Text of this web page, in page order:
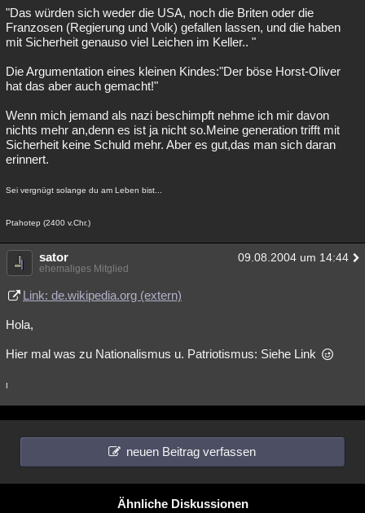
"Das würden sich weder die USA, noch die Briten oder die
Franzosen (Regierung und Volk) gefallen lassen, und die haben
mit Sicherheit genauso viel Leichen im Keller.. "
Die Argumentation eines kleinen Kindes:"Der böse Horst-Oliver
hat das aber auch gemacht!"
Wenn mich jemand als nazi beschimpft nehme ich mir davon
nichts mehr an,denn es ist ja nicht so.Meine generation trifft mit
Sicherheit keine Schuld mehr. Aber es gut,das man sich daran
erinnert.
Sei vergnügt solange du am Leben bist...
Ptahotep (2400 v.Chr.)
sator 09.08.2004 um 14:44
ehemaliges Mitglied
Link: de.wikipedia.org (extern)
Hola,
Hier mal was zu Nationalismus u. Patriotismus: Siehe Link
I
neuen Beitrag verfassen
Ähnliche Diskussionen